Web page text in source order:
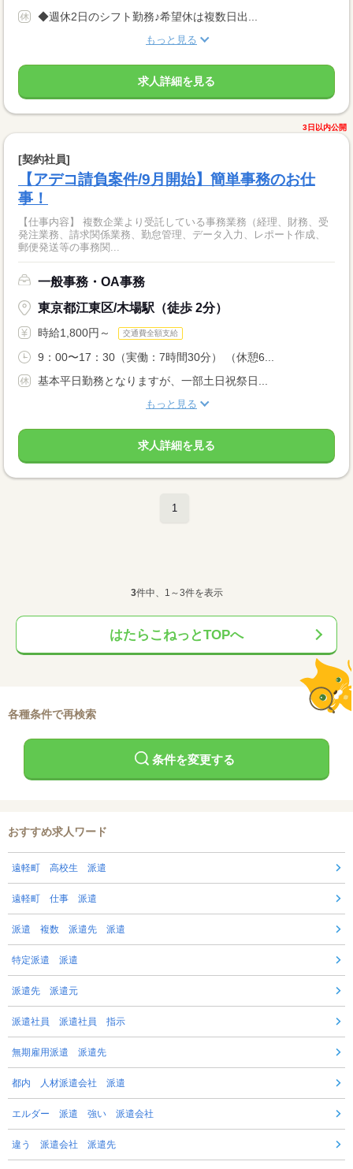
◆週休2日のシフト勤務♪希望休は複数日出...
もっと見る
求人詳細を見る
3日以内公開
[契約社員]
【アデコ請負案件/9月開始】簡単事務のお仕
事！
【仕事内容】 複数企業より受託している事務業務（経理、財務、受
発注業務、請求関係業務、勤怠管理、データ入力、レポート作成、
郵便発送等の事務関...
一般事務・OA事務
東京都江東区/木場駅（徒歩 2分）
時給1,800円～ 交通費全額支給
9：00〜17：30（実働：7時間30分） （休憩6...
基本平日勤務となりますが、一部土日祝祭日...
もっと見る
求人詳細を見る
1
3件中、1～3件を表示
はたらこねっとTOPへ
各種条件で再検索
条件を変更する
おすすめ求人ワード
遠軽町 高校生 派遣
遠軽町 仕事 派遣
派遣 複数 派遣先 派遣
特定派遣 派遣
派遣先 派遣元
派遣社員 派遣社員 指示
無期雇用派遣 派遣先
都内 人材派遣会社 派遣
エルダー 派遣 強い 派遣会社
違う 派遣会社 派遣先